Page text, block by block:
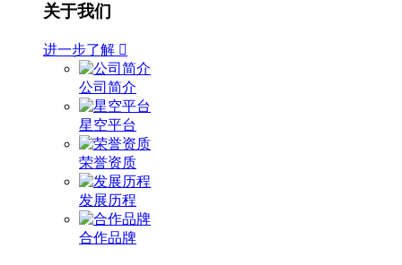
关于我们
进一步了解 
公司简介
星空平台
荣誉资质
发展历程
合作品牌